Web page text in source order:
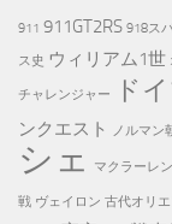
911 911GT2RS 918ス
ス史 ウィリアム1世
チャレンジャー ド
ンクエスト
ノルマン
シェ
マクラーレン
戦 ヴェイロン 古代オリエ